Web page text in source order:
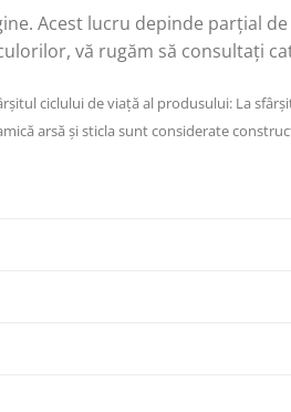
Acest lucru depinde parțial
vă rugăm să consultați
ciclului de viață al produsului: La
arsă și sticla sunt considerate